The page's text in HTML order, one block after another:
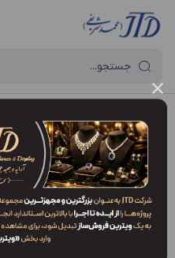
آرایه و جعبه جواهر تهران /
آکاردئون
فیلتر محصولات